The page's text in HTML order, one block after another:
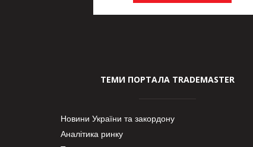
ТЕМИ ПОРТАЛА TRADEMASTER
Новини України та закордону
Аналітика ринку